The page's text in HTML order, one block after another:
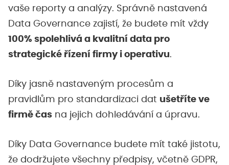
vaše reporty a analýzy. Správně nastavená
Data Governance zajistí, že budete mít vždy
100% spolehlivá a kvalitní data pro
strategické řízení firmy i operativu.
Díky jasně nastaveným procesům a
pravidlům pro standardizaci dat ušetříte ve
firmě čas na jejich dohledávání a úpravu.
Díky Data Governance budete mít také jistotu,
že dodržujete všechny předpisy, včetně GDPR,